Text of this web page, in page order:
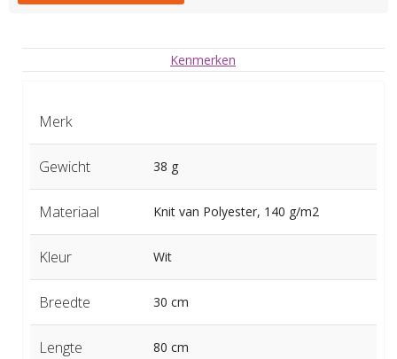
Kenmerken
Merk
Gewicht 38 g
Materiaal Knit van Polyester, 140 g/m2
Kleur Wit
Breedte 30 cm
Lengte 80 cm